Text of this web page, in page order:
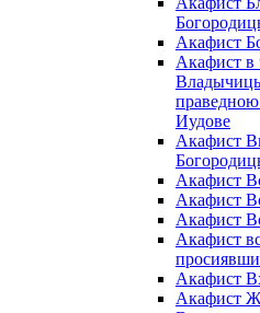
Акафист
Акафист в
Иудове
Акафист
Акафист
Акафист
Акафист
Акафист
Акафист
Акафист